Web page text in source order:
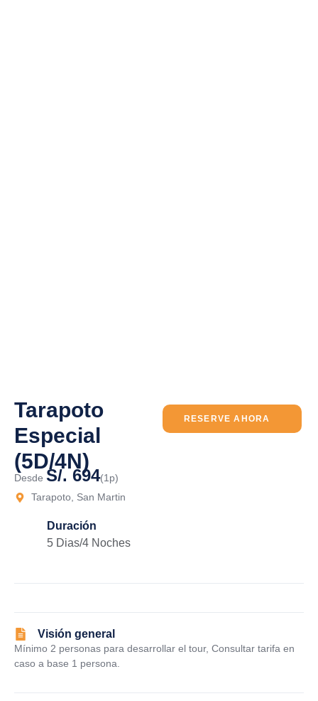
Tarapoto
Especial
(5D/4N)
Desde S/. 694(1p)
Tarapoto, San Martin
RESERVE AHORA
Duración
5 Dias/4 Noches
Visión general
Mínimo 2 personas para desarrollar el tour, Consultar tarifa en
caso a base 1 persona.